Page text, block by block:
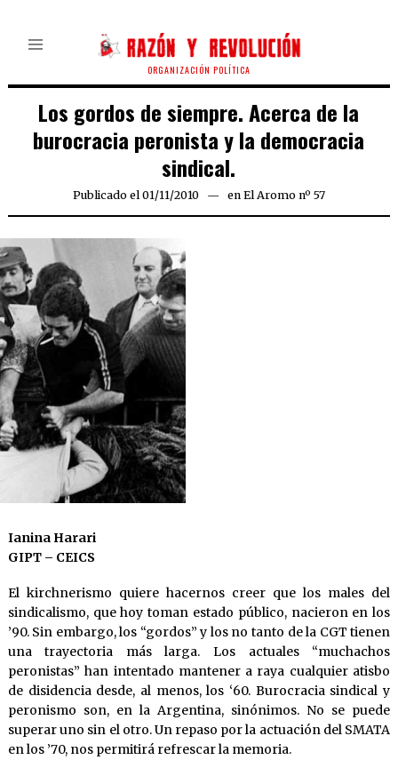
ORGANIZACIÓN POLÍTICA
Los gordos de siempre. Acerca de la
burocracia peronista y la democracia
sindical.
Publicado el 01/11/201008/08/2020
en El Aromo nº 57
Ianina Harari
GIPT – CEICS
El kirchnerismo quiere hacernos creer que los males del
sindicalismo, que hoy toman estado público, nacieron en los
’90. Sin embargo, los “gordos” y los no tanto de la CGT tienen
una trayectoria más larga. Los actuales “muchachos
peronistas” han intentado mantener a raya cualquier atisbo
de disidencia desde, al menos, los ‘60. Burocracia sindical y
peronismo son, en la Argentina, sinónimos. No se puede
superar uno sin el otro. Un repaso por la actuación del SMATA
en los ’70, nos permitirá refrescar la memoria.